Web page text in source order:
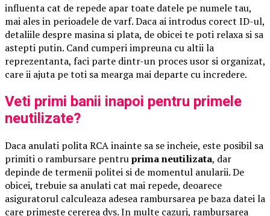
influenta cat de repede apar toate datele pe numele tau,
mai ales in perioadele de varf. Daca ai introdus corect ID-ul,
detaliile despre masina si plata, de obicei te poti relaxa si sa
astepti putin. Cand cumperi impreuna cu altii la
reprezentanta, faci parte dintr-un proces usor si organizat,
care ii ajuta pe toti sa mearga mai departe cu incredere.
Veti primi banii inapoi pentru primele
neutilizate?
Daca anulati polita RCA inainte sa se incheie, este posibil sa
primiti o rambursare pentruprima neutilizata, dar
depinde de termenii politei si de momentul anularii. De
obicei, trebuie sa anulati cat mai repede, deoarece
asiguratorul calculeaza adesea rambursarea pe baza datei la
care primeste cererea dvs. In multe cazuri, rambursarea